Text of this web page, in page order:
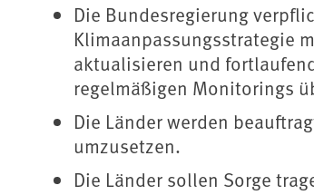
Die Bundesregierung
Klimaanpassungsstrategie
aktualisieren und
regelmäßigen Monitorings
Die Länder werden
umzusetzen.
Die Länder sollen Sorge